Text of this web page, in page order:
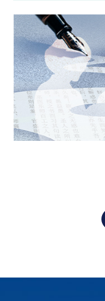
政府采购项目（
果公告
07-24 / 2026
政府采购项目（
果公告
政府采购项目（
首都医科大学